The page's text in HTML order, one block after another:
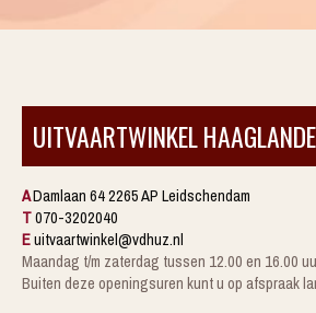
UITVAARTWINKEL
ADamlaan 64 2265 AP Leidschendam
T070-3202040
Euitvaartwinkel@vdhuz.nl
Maandag t/m zaterdag tussen 12.00 en 16.00
Buiten deze openingsuren kunt u op afspraak